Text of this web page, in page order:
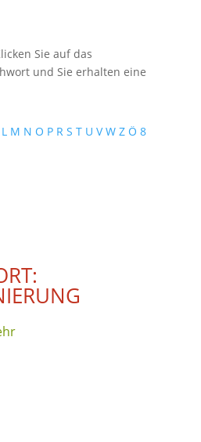
Sie auf das
und Sie erhalten eine
L M N O P R S T U V W Z Ö 8